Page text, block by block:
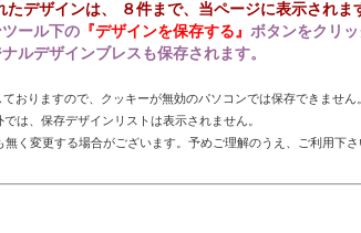
デザインは、 ８件まで、当ページに表示されま
ール下の 『デザインを保存する』 ボタンをクリッ
ルデザインブレスも保存されます。
おりますので、クッキーが無効のパソコンでは保存できません。
は、保存デザインリストは表示されません。
く変更する場合がございます。予めご理解のうえ、ご利用下さ